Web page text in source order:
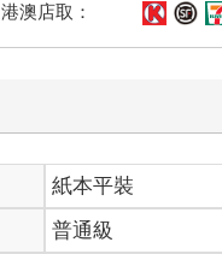
港澳店取：
紙本平裝
普通級